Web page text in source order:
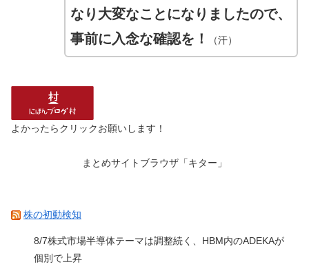
なり大変なことになりましたので、
事前に入念な確認を！
（汗）
よかったらクリックお願いします！
まとめサイトブラウザ「キター」
株の初動検知
8/7株式市場半導体テーマは調整続く、HBM内のADEKAが
個別で上昇